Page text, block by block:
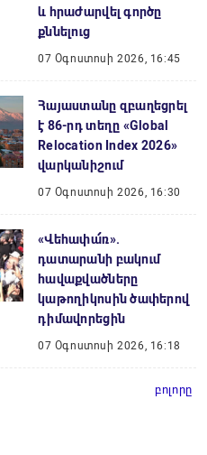
և հրաժարվել գործը
քննելուց
07 Օգոստոսի 2026, 16:45
Հայաստանը զբաղեցրել
է 86-րդ տեղը «Global
Relocation Index 2026»
վարկանիշում
07 Օգոստոսի 2026, 16:30
«Վեհափա՜ռ».
դատարանի բակում
հավաքվածները
կաթողիկոսին ծափերով
դիմավորեցին
07 Օգոստոսի 2026, 16:18
բոլորը